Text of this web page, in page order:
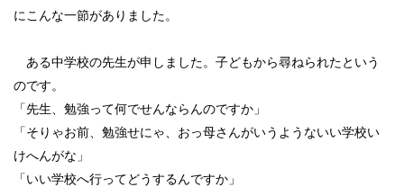
にこんな一節がありました。
ある中学校の先生が申しました。子どもから尋ねられたという
のです。
「先生、勉強って何でせんならんのですか」
「そりゃお前、勉強せにゃ、おっ母さんがいうようないい学校い
けへんがな」
「いい学校へ行ってどうするんですか」